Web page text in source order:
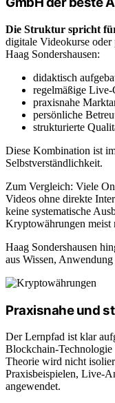
Die Struktur spricht
digitale Videokurse
Haag Sondershausen:
didaktisch
regelmäßige Live-
praxisnahe
persönliche
strukturierte
Diese Kombination ist
Selbstverständlichkeit.
Zum Vergleich: Viele
Videos ohne direkte
keine systematische
Kryptowährungen meist
Haag Sondershausen
aus Wissen,
Praxisnahe und
Der Lernpfad ist klar
Blockchain-Technologie
Theorie wird nicht
Praxisbeispielen, Live-
angewendet.